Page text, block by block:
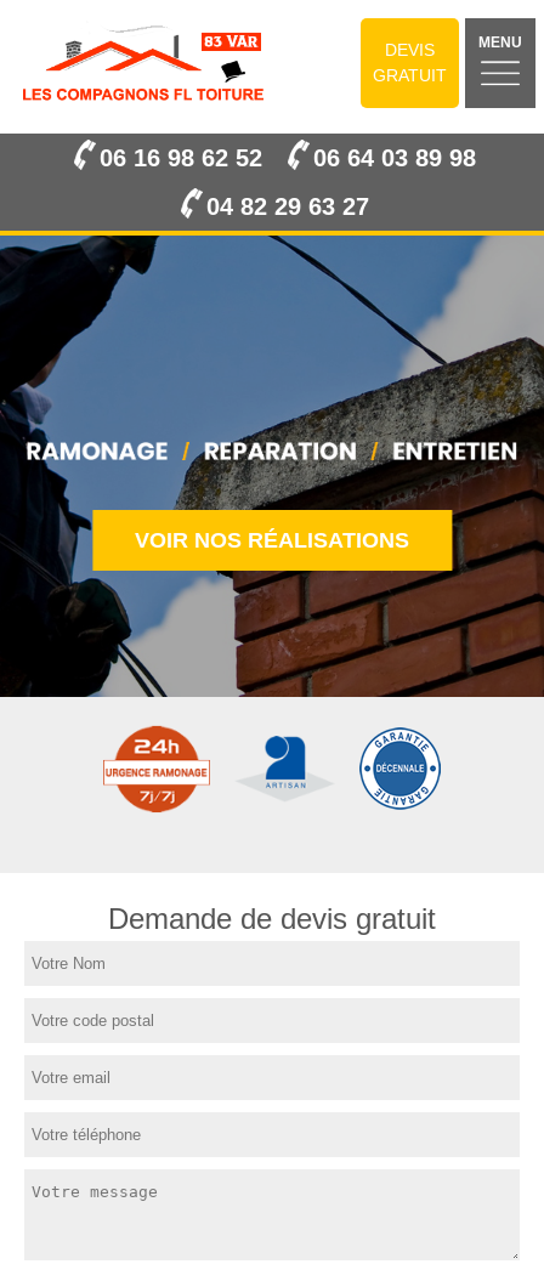
DEVIS
GRATUIT
MENU
06 16 98 62 52
06 64 03 89 98
04 82 29 63 27
VOIR NOS RÉALISATIONS
Demande de devis gratuit